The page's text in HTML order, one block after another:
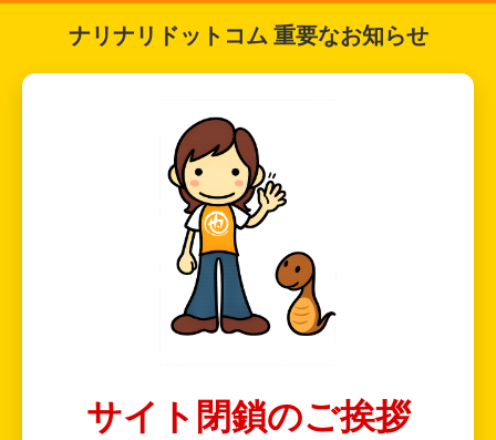
ナリナリドットコム 重要なお知らせ
サイト閉鎖のご挨拶